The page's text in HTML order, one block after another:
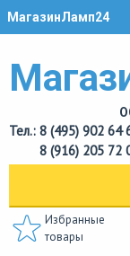
МагазинЛамп24
Тел.: 8 (495) 902 64
8 (916) 205 72
Избранные
товары